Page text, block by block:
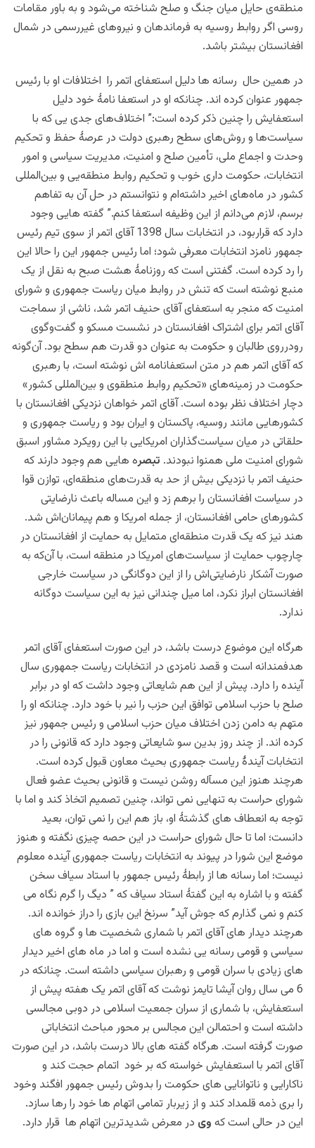
منطقه‌ی حایل میان جنگ و صلح شناخته می‌شود و به باور مقامات
روسی اگر روابط روسیه به فرماندهان و نیروهای غیررسمی در شمال
افغانستان بیشتر باشد.
در همین حال رسانه ها دلیل استعفای اتمر را اختلافات او با رئیس
جمهور عنوان کرده اند. چنانکه او در استعفا نامۀ خود دلیل
استعفایش را چنین ذکر کرده است:” اختلاف‌های جدی ‌یی‌ که با
سیاست‌ها و روش‌های سطح رهبری دولت در عرصۀ حفظ و تحکیم
وحدت و اجماع ملی، تأمین صلح و امنیت، مدیریت سیاسی و امور
انتخابات، حکومت داری خوب و تحکیم روابط منطقه‌یی و بین‌المللی
کشور در ماه‌های اخیر داشته‌ام و نتوانستم در حل آن به تفاهم
برسم، لازم می‌دانم از این وظیفه استعفا کنم.” گفته هایی وجود
دارد که قراربود، در انتخابات سال 1398 آقای اتمر از سوی تیم رئیس
جمهور نامزد انتخابات معرفی شود؛ اما رئیس جمهور این را حالا این
را رد کرده است. گفتنی است که روزنامۀ هشت صبح به نقل از یک
منبع نوشته استکه تنش در روابط میان ریاست جمهوری و شورای
امنیت که منجر به استعفای آقای حنیف اتمر شد، ناشی از سماجت
آقای اتمر برای اشتراک افغانستان در نشست مسکو و گفت‌وگوی
رودرروی طالبان و حکومت به عنوان دو قدرت هم سطح بود. آن‌گونه
که آقای اتمر هم در متن استعفانامه اش نوشته است، با رهبری
حکومت در زمینه‌های «تحکیم روابط منطقوی و بین‌المللی کشور»
دچار اختلاف نظر بوده است. آقای اتمر خواهان نزدیکی افغانستان با
کشورهایی مانند روسیه، پاکستان و ایران بود و ریاست جمهوری و
حلقاتی در میان سیاست‌گذاران امریکایی با این رویکرد مشاور اسبق
شورای امنیت ملی همنوا نبودند. تبصره هایی هم وجود دارند که
حنیف اتمر با نزدیکی بیش از حد به قدرت‌های منطقه‌ای، توازن قوا
در سیاست افغانستان را برهم زد و این مساله باعث نارضایتی
کشورهای حامی افغانستان، از جمله امریکا و هم پیمانان‌اش شد.
هند نیز که یک قدرت منطقه‌ای متمایل به حمایت از افغانستان در
چارچوب حمایت از سیاست‌های امریکا در منطقه است، با آن‌که به
صورت آشکار نارضایتی‌اش را از این دوگانگی در سیاست خارجی
افغانستان ابراز نکرد، اما میل چندانی نیز به این سیاست دوگانه
ندارد.
هرگاه این موضوع درست باشد، در این صورت استعفای آقای اتمر
هدفمندانه است و قصد نامزدی در انتخابات ریاست جمهوری سال
آینده را دارد. پیش از این هم شایعاتی وجود داشت که او در برابر
صلح با حزب اسلامی توافق این حزب را نیر با خود دارد. چنانکه او را
متهم به دامن زدن اختلاف میان حزب اسلامی و رئیس جمهور نیز
کرده اند. از چند روز بدین سو شایعاتی وجود دارد که قانونی را در
انتخابات آیندۀ ریاست جمهوری بحیث معاون قبول کرده است.
هرچند هنوز این مسآله روشن نیست و قانونی بحیث عضو فعال
شورای حراست به تنهایی نمی تواند، چنین تصمیم اتخاذ کند و اما با
توجه به انعطاف های گذشتۀ او، باز هم این را نمی توان، بعید
دانست؛ اما تا حال شورای حراست در این حصه چیزی نگفته و هنوز
موضع این شورا در پیوند به انتخابات ریاست جمهوری آینده معلوم
نیست؛ اما رسانه ها از رابطۀ رئیس جمهور با استاد سیاف سخن
گفته و با اشاره به این گفتۀ استاد سیاف که ” دیگ را گرم نگاه می
کنم و نمی گذارم که جوش آید” سرنخ این بازی را دراز خوانده اند.
هرچند دیدار های آقای اتمر با شماری شخصیت ها و گروه های
سیاسی و قومی رسانه یی نشده است و اما در ماه های اخیر دیدار
های زیادی با سران قومی و رهبران سیاسی داشته است. چنانکه در
6 می سال روان آیشا تایمز نوشت که آقای اتمر یک هفته پیش از
استعفایش، با شماری از سران جمعیت اسلامی در دوبی مجالسی
داشته است و احتمالن این مجالس بر محور مباحث انتخاباتی
صورت گرفته است. هرگاه گفته های بالا درست باشد، در این صورت
آقای اتمر با استعفایش خواسته که بر خود اتمام حجت کند و
ناکارایی و ناتوانایی های حکومت را بدوش رئیس جمهور افگند وخود
را بری ذمه قلمداد کند و از زیربار تمامی اتهام ها خود را رها سازد.
این در حالی است که وی در معرض شدیدترین اتهام ها قرار دارد.